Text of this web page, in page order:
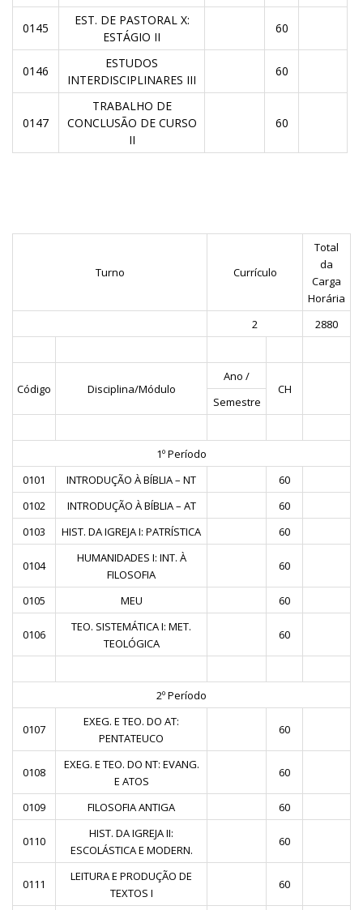
0145
EST. DE PASTORAL X:
ESTÁGIO II
60
0146
ESTUDOS
INTERDISCIPLINARES III
60
0147
TRABALHO DE
CONCLUSÃO DE CURSO
II
60
Turno Currículo
Total
da
Carga
Horária
2
2880
Código Disciplina/Módulo
Ano /
CH
Semestre
1º Período
0101
INTRODUÇÃO À BÍBLIA – NT
60
0102
INTRODUÇÃO À BÍBLIA – AT
60
0103
HIST. DA IGREJA I: PATRÍSTICA 60
0104
HUMANIDADES I: INT. À
FILOSOFIA
60
0105 MEU 60
0106
TEO. SISTEMÁTICA I: MET.
TEOLÓGICA
60
2º Período
0107
EXEG. E TEO. DO AT:
PENTATEUCO
60
0108
EXEG. E TEO. DO NT: EVANG.
E ATOS
60
0109 FILOSOFIA ANTIGA 60
0110
HIST. DA IGREJA II:
ESCOLÁSTICA E MODERN.
60
0111
LEITURA E PRODUÇÃO DE
TEXTOS I
60